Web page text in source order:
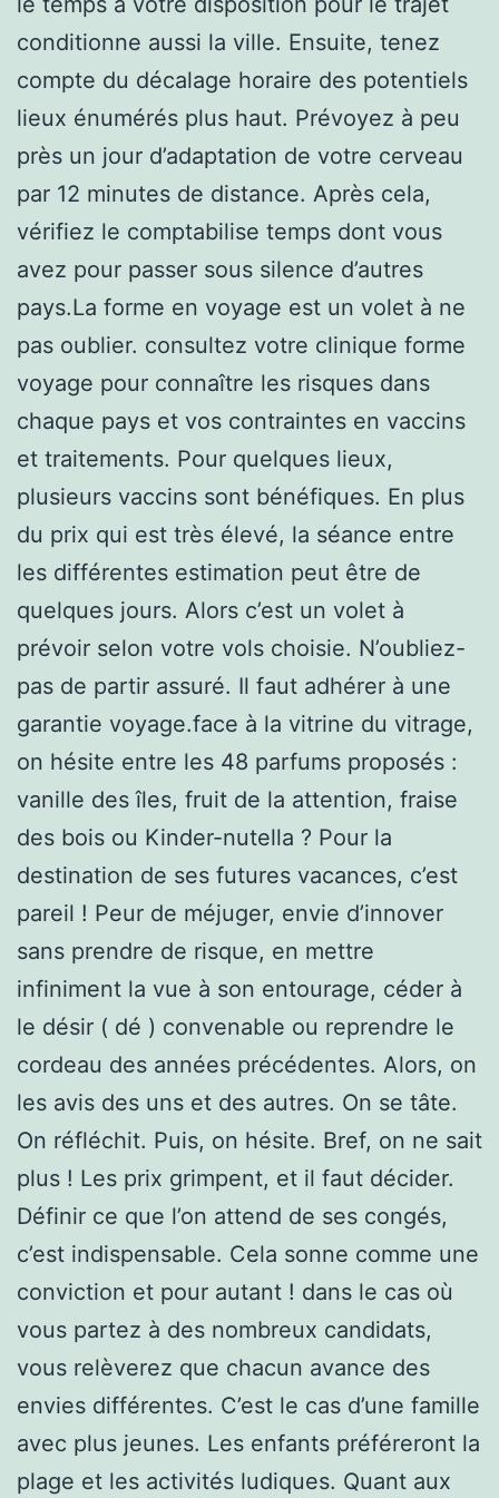
conditionne aussi la ville. Ensuite, tenez
compte du décalage horaire des potentiels
lieux énumérés plus haut. Prévoyez à peu
près un jour d’adaptation de votre cerveau
par 12 minutes de distance. Après cela,
vérifiez le comptabilise temps dont vous
avez pour passer sous silence d’autres
pays.La forme en voyage est un volet à ne
pas oublier. consultez votre clinique forme
voyage pour connaître les risques dans
chaque pays et vos contraintes en vaccins
et traitements. Pour quelques lieux,
plusieurs vaccins sont bénéfiques. En plus
du prix qui est très élevé, la séance entre
les différentes estimation peut être de
quelques jours. Alors c’est un volet à
prévoir selon votre vols choisie. N’oubliez-
pas de partir assuré. Il faut adhérer à une
garantie voyage.face à la vitrine du vitrage,
on hésite entre les 48 parfums proposés :
vanille des îles, fruit de la attention, fraise
des bois ou Kinder-nutella ? Pour la
destination de ses futures vacances, c’est
pareil ! Peur de méjuger, envie d’innover
sans prendre de risque, en mettre
infiniment la vue à son entourage, céder à
le désir ( dé ) convenable ou reprendre le
cordeau des années précédentes. Alors, on
les avis des uns et des autres. On se tâte.
On réfléchit. Puis, on hésite. Bref, on ne sait
plus ! Les prix grimpent, et il faut décider.
Définir ce que l’on attend de ses congés,
c’est indispensable. Cela sonne comme une
conviction et pour autant ! dans le cas où
vous partez à des nombreux candidats,
vous relèverez que chacun avance des
envies différentes. C’est le cas d’une famille
avec plus jeunes. Les enfants préféreront la
plage et les activités ludiques. Quant aux